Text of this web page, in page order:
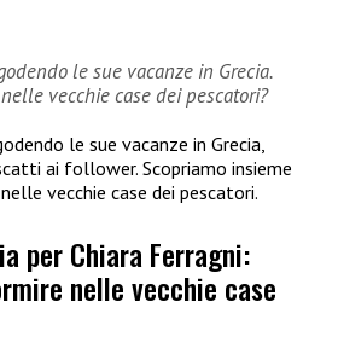
le sue vacanze in Grecia.
vecchie case dei pescatori?
le sue vacanze in Grecia,
ai follower. Scopriamo insieme
vecchie case dei pescatori.
per Chiara Ferragni:
nelle vecchie case